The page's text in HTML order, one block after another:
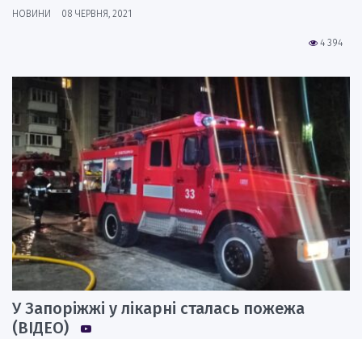
НОВИНИ 08 ЧЕРВНЯ, 2021
4 394
У Запоріжжі у лікарні сталась пожежа
(ВІДЕО)